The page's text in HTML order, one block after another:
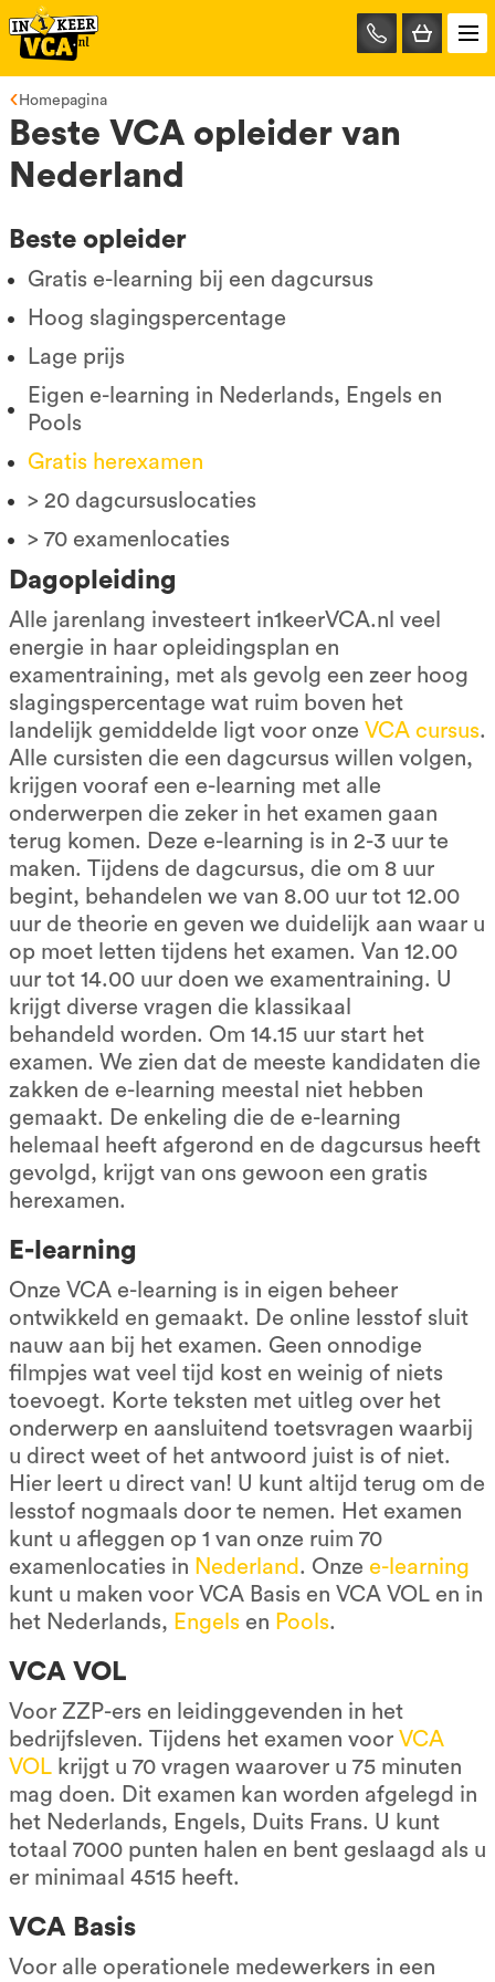
085-
0667401
Homepagina
Beste VCA opleider van
Nederland
Beste opleider
Gratis e-learning bij een dagcursus
Hoog slagingspercentage
Lage prijs
Eigen e-learning in Nederlands, Engels en
Pools
Gratis herexamen
> 20 dagcursuslocaties
> 70 examenlocaties
Dagopleiding
Alle jarenlang investeert in1keerVCA.nl veel
energie in haar opleidingsplan en
examentraining, met als gevolg een zeer hoog
slagingspercentage wat ruim boven het
landelijk gemiddelde ligt voor onze VCA cursus.
Alle cursisten die een dagcursus willen volgen,
krijgen vooraf een e-learning met alle
onderwerpen die zeker in het examen gaan
terug komen. Deze e-learning is in 2-3 uur te
maken. Tijdens de dagcursus, die om 8 uur
begint, behandelen we van 8.00 uur tot 12.00
uur de theorie en geven we duidelijk aan waar u
op moet letten tijdens het examen. Van 12.00
uur tot 14.00 uur doen we examentraining. U
krijgt diverse vragen die klassikaal
behandeld worden. Om 14.15 uur start het
examen. We zien dat de meeste kandidaten die
zakken de e-learning meestal niet hebben
gemaakt. De enkeling die de e-learning
helemaal heeft afgerond en de dagcursus heeft
gevolgd, krijgt van ons gewoon een gratis
herexamen.
E-learning
Onze VCA e-learning is in eigen beheer
ontwikkeld en gemaakt. De online lesstof sluit
nauw aan bij het examen. Geen onnodige
filmpjes wat veel tijd kost en weinig of niets
toevoegt. Korte teksten met uitleg over het
onderwerp en aansluitend toetsvragen waarbij
u direct weet of het antwoord juist is of niet.
Hier leert u direct van! U kunt altijd terug om de
lesstof nogmaals door te nemen. Het examen
kunt u afleggen op 1 van onze ruim 70
examenlocaties in Nederland . Onze e-learning
kunt u maken voor VCA Basis en VCA VOL en in
het Nederlands, Engelsen Pools.
VCA VOL
Voor ZZP-ers en leidinggevenden in het
bedrijfsleven. Tijdens het examen voor VCA
VOLkrijgt u 70 vragen waarover u 75 minuten
mag doen. Dit examen kan worden afgelegd in
het Nederlands, Engels, Duits Frans. U kunt
totaal 7000 punten halen en bent geslaagd als u
er minimaal 4515 heeft.
VCA Basis
Voor alle operationele medewerkers in een